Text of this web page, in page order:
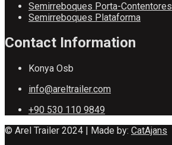
Semirreboques Porta-Contentores
Semirreboques Plataforma
Contact Information
Konya Osb
info@areltrailer.com
+90 530 110 9849
© Arel Trailer 2024 | Made by: CatAjans